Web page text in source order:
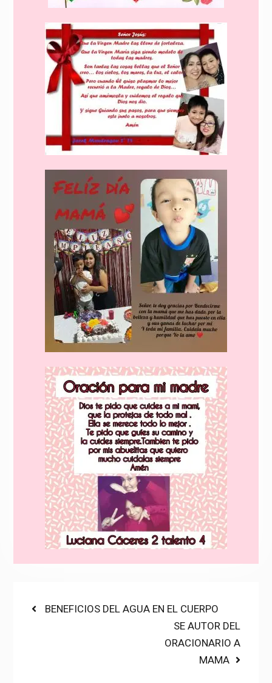
PostPrevious
BENEFICIOS DEL AGUA EN EL CUERPO
Next
post:
SE AUTOR DEL
ORACIONARIO A
MAMA